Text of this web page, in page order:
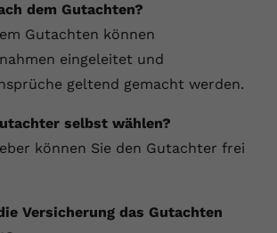
dem Gutachten?
Gutachten können
eingeleitet und
geltend gemacht werden.
selbst wählen?
können Sie den Gutachter frei
Versicherung das Gutachten